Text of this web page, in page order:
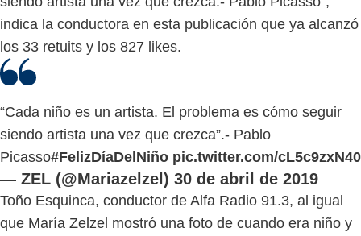
indica la conductora en esta publicación que ya alcanzó
los 33 retuits y los 827 likes.
“Cada niño es un artista. El problema es cómo seguir
siendo artista una vez que crezca”.- Pablo
Picasso#FelizDíaDelNiño pic.twitter.com/cL5c9zxN40
— ZEL (@Mariazelzel) 30 de abril de 2019
Toño Esquinca, conductor de Alfa Radio 91.3, al igual
que María Zelzel mostró una foto de cuando era niño y